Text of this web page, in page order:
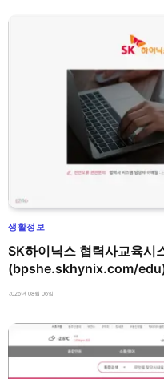
생활정보
SK하이닉스 협력사교육시
(bpshe.skhynix.com/
2026년 08월 06일